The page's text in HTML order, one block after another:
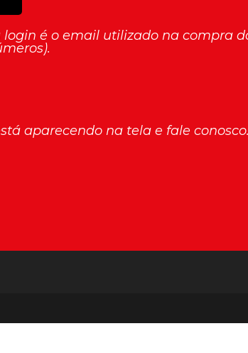
é o email utilizado na compra
aparecendo na tela e fale conosco.